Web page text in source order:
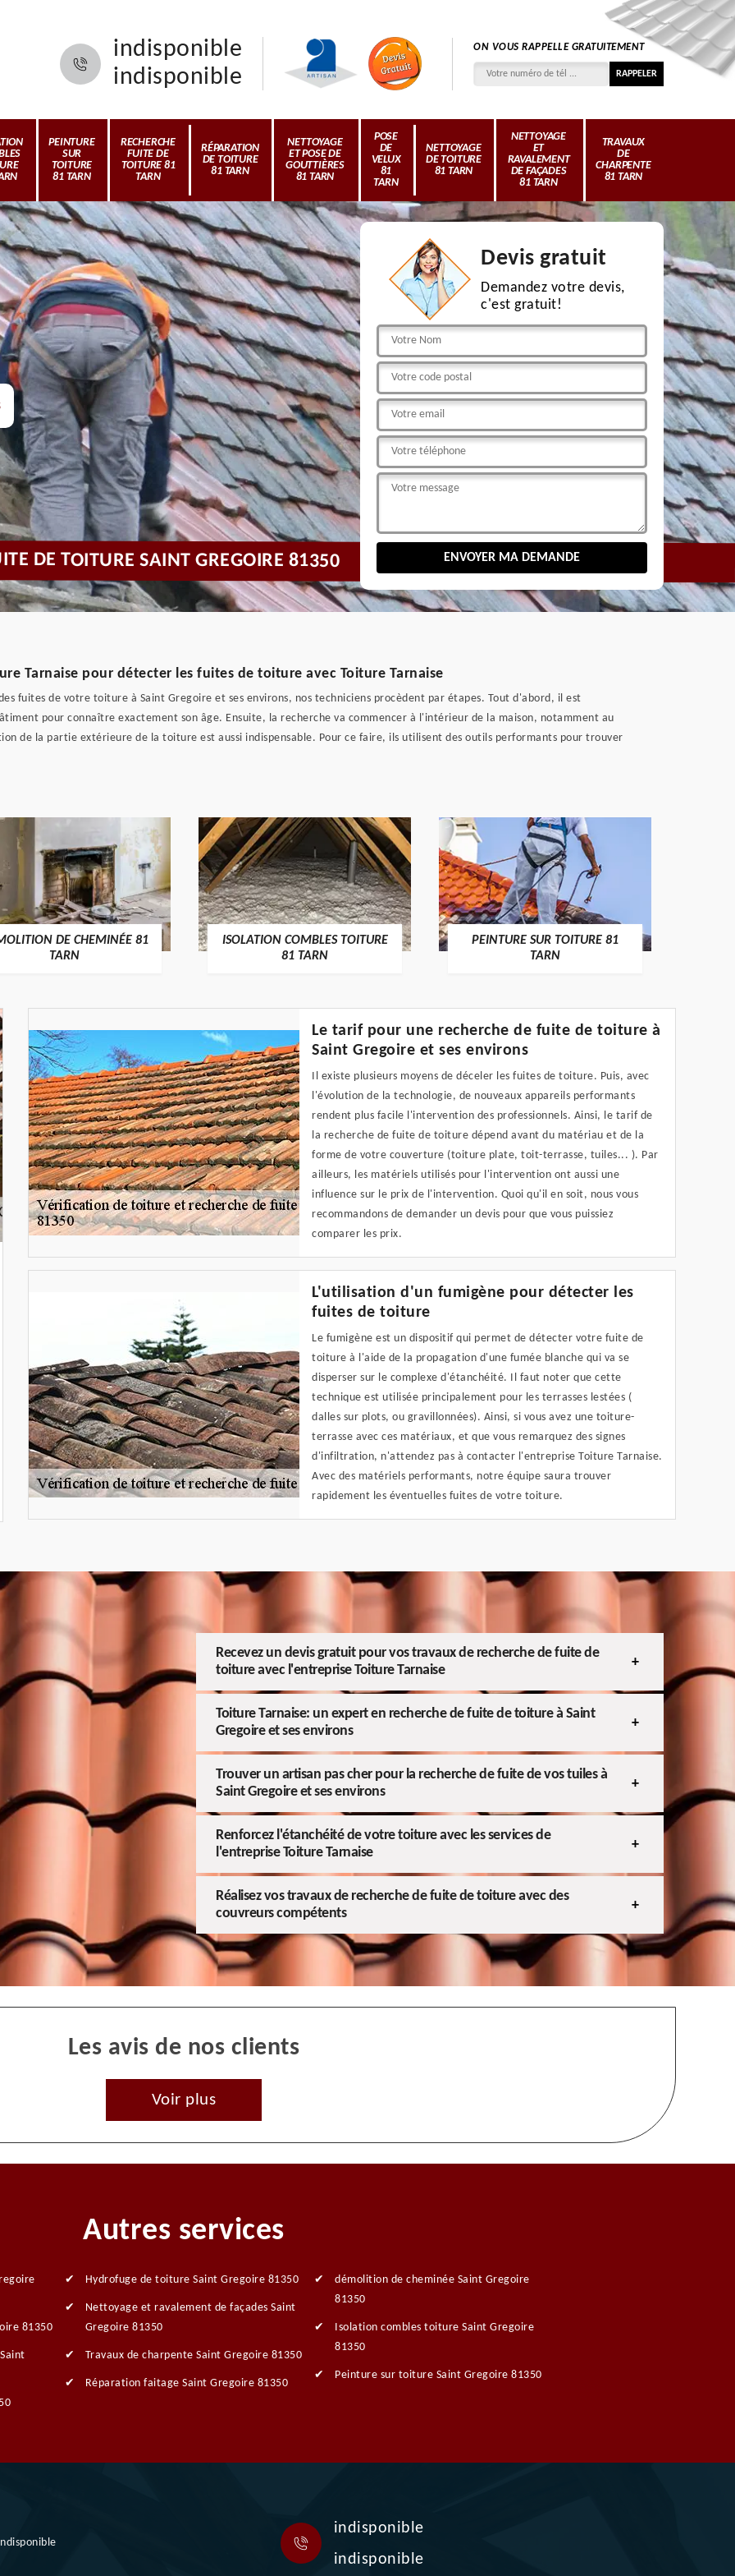
indisponible
indisponible
ON VOUS RAPPELLE GRATUITEMENT
PEINTURE
SUR
TOITURE
81 TARN
RECHERCHE
FUITE DE
TOITURE 81
TARN
RÉPARATION
DE TOITURE
81 TARN
NETTOYAGE
ET POSE DE
GOUTTIÈRES
81 TARN
POSE
DE
VELUX
81
TARN
NETTOYAGE
DE TOITURE
81 TARN
NETTOYAGE
ET
RAVALEMENT
DE FAÇADES
81 TARN
TRAVAUX
DE
CHARPENTE
81 TARN
Devis gratuit
Demandez votre devis,
c'est gratuit!
DE TOITURE SAINT GREGOIRE 81350
Tarnaise pour détecter les fuites de toiture avec Toiture Tarnaise
fuites de votre toiture à Saint Gregoire et ses environs, nos techniciens procèdent par étapes. Tout d'abord, il est
pour connaître exactement son âge. Ensuite, la recherche va commencer à l'intérieur de la maison, notamment au
de la partie extérieure de la toiture est aussi indispensable. Pour ce faire, ils utilisent des outils performants pour trouver
DE CHEMINÉE 81
TARN
ISOLATION COMBLES TOITURE
81 TARN
PEINTURE SUR TOITURE 81
TARN
Le tarif pour une recherche de fuite de toiture à
Saint Gregoire et ses environs
Il existe plusieurs moyens de déceler les fuites de toiture. Puis, avec
l'évolution de la technologie, de nouveaux appareils performants
rendent plus facile l'intervention des professionnels. Ainsi, le tarif de
la recherche de fuite de toiture dépend avant du matériau et de la
forme de votre couverture (toiture plate, toit-terrasse, tuiles... ). Par
ailleurs, les matériels utilisés pour l'intervention ont aussi une
influence sur le prix de l'intervention. Quoi qu'il en soit, nous vous
recommandons de demander un devis pour que vous puissiez
comparer les prix.
L'utilisation d'un fumigène pour détecter les
fuites de toiture
Le fumigène est un dispositif qui permet de détecter votre fuite de
toiture à l'aide de la propagation d'une fumée blanche qui va se
disperser sur le complexe d'étanchéité. Il faut noter que cette
technique est utilisée principalement pour les terrasses lestées (
dalles sur plots, ou gravillonnées). Ainsi, si vous avez une toiture-
terrasse avec ces matériaux, et que vous remarquez des signes
d'infiltration, n'attendez pas à contacter l'entreprise Toiture Tarnaise.
Avec des matériels performants, notre équipe saura trouver
rapidement les éventuelles fuites de votre toiture.
Recevez un devis gratuit pour vos travaux de recherche de fuite de
toiture avec l'entreprise Toiture Tarnaise
Toiture Tarnaise: un expert en recherche de fuite de toiture à Saint
Gregoire et ses environs
Trouver un artisan pas cher pour la recherche de fuite de vos tuiles à
Saint Gregoire et ses environs
Renforcez l'étanchéité de votre toiture avec les services de
l'entreprise Toiture Tarnaise
Réalisez vos travaux de recherche de fuite de toiture avec des
couvreurs compétents
Les avis de nos clients
Voir plus
Autres services
81350
Hydrofuge de toiture Saint Gregoire 81350
Nettoyage et ravalement de façades Saint
Gregoire 81350
Travaux de charpente Saint Gregoire 81350
Réparation faitage Saint Gregoire 81350
démolition de cheminée Saint Gregoire
81350
Isolation combles toiture Saint Gregoire
81350
Peinture sur toiture Saint Gregoire 81350
indisponible
indisponible